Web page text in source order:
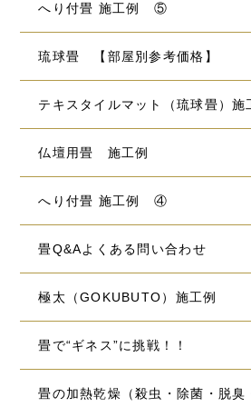
へり付畳 施工例 ⑤
琉球畳 【部屋別参考価格】
テキスタイルマット（琉球畳）施
仏壇用畳 施工例
へり付畳 施工例 ④
畳Q&Aよくある問い合わせ
極太（GOKUBUTO）施工例
畳で“ギネス”に挑戦！！
畳の加熱乾燥（殺虫・除菌・脱臭